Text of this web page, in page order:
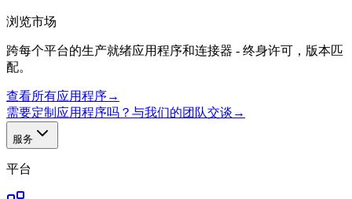
浏览市场
跨每个平台的生产就绪应用程序和连接器 - 终身许可，版本匹
配。
查看所有应用程序→
需要定制应用程序吗？与我们的团队交谈 →
服务
平台